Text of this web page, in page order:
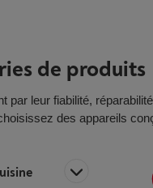
de produits
par leur fiabilité,
des appareils